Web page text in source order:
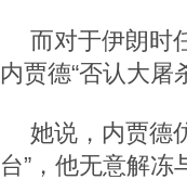
而对于伊朗时
内贾德“否认大
她说，内贾德
台”，他无意解